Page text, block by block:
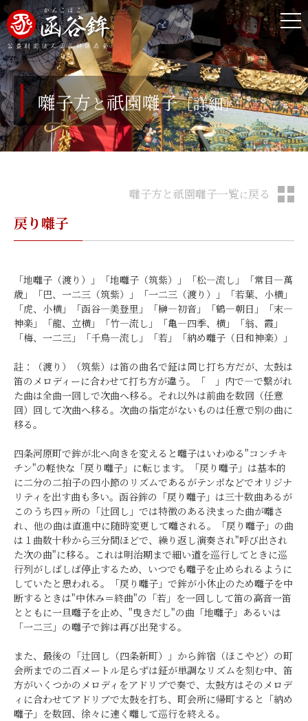
囃子方と祇園囃子［詳細］
戻り囃子
囃子方と祇園囃子一覧に戻る
「地囃子（渡り）」「地囃子（筑紫）」「松―流し」「常目―萬
歳」「巴、一二三（筑紫）」「一二三（渡り）」「若葉、小横」
「虎、小横」「函谷―美登里」「榊―初音」「鶴―朝日」「末―
神楽」「龍、立横」「竹―流し」「亀―四季、横」「翁、霞」
「梅、一二三」「千鳥―流し」「若」「納め囃子（日和神楽）」
註：（渡り）（筑紫）は笛の曲名で鉦は同じ打ち方だが、太鼓は
笛のメロディーに合わせて打ち方が違う。「 」内で―で繋がれ
た曲は全曲一回しで次曲へ移る。それ以外は前曲を数回（任意
回）回して次曲へ移る。次曲の指定がないものは任意で別の曲に
移る。
四条河原町で鉾が北へ向きを変えると囃子はいわゆる"コンチキ
チン"の軽快な「戻り囃子」に転じます。「戻り囃子」は基本的
に二分の二拍子の四小節のリズムであるがテンポなどでオリジナ
リティを出す曲も多い。函谷鉾の「戻り囃子」は三十数曲あるが
このうち四ヶ所の「辻回し」では特徴のある決まった曲が囃さ
れ、他の曲は直進中に随時変更して囃される。「戻り囃子」の曲
は１曲数十秒から三分間ほどで、繰り返し演奏され"呼び出され
た次の曲"に移る。これは明治期まで細い道を巡行してときに巡
行列がしばしば停止するため、いつでも囃子を止められるように
していたと思われる。「戻り囃子」で鉾が小休止のため囃子を中
断するときは"中休み＝終曲"の「若」を一回しして笛の高音一笛
とともに一旦囃子を止め、"曳きだし"の曲「地囃子」あるいは
「一二三」の囃子で鉾は再び出発する。
また、最後の「辻回し（四条新町）」から鉾宿（ほこやど）の町
会所までの二百メートル足らずは鉦が単調なリズムを刻む中、笛
方がいくつかのメロディをアドリブで奏で、太鼓方はそのメロデ
ィに合わせてアドリブで太鼓を打ち、町会所に帰町すると「納め
囃子」を数回、徐々に速く囃して巡行を終える。